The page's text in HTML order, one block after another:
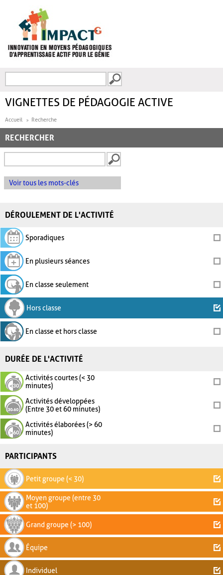
FORMULAIRE DE
VIGNETTES DE PÉDAGOGIE ACTIVE
Accueil Recherche
RECHERCHER
Voir tous les mots-clés
DÉROULEMENT DE L'ACTIVITÉ
Sporadiques
En plusieurs séances
En classe seulement
Hors classe
En classe et hors classe
DURÉE DE L'ACTIVITÉ
Activités courtes (< 30
minutes)
Activités développées
(Entre 30 et 60 minutes)
Activités élaborées (> 60
minutes)
PARTICIPANTS
Petit groupe (< 30)
Moyen groupe (entre 30
et 100)
Grand groupe (> 100)
Équipe
Individuel